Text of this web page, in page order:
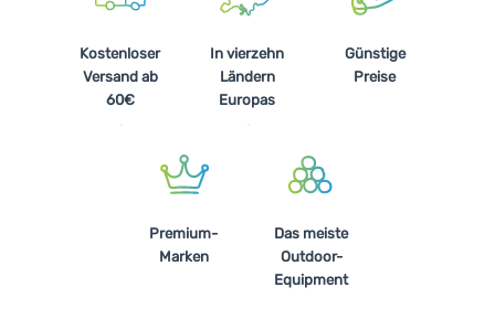
Kostenloser
Versand ab
60€
In vierzehn
Ländern
Europas
Günstige
Preise
Premium-
Marken
Das meiste
Outdoor-
Equipment